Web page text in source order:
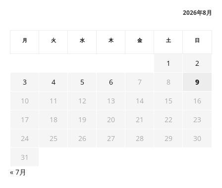
2026年8月
月 火 水 木 金 土 日
1
2
3
4 5 6 7 8
9
10
11 12 13 14 15
16
17
18 19 20 21 22
23
24
25 26 27 28 29
30
31
« 7月